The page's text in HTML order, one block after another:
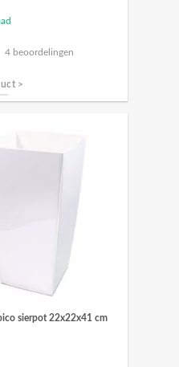
4 beoordelingen
>
sierpot 22x22x41 cm